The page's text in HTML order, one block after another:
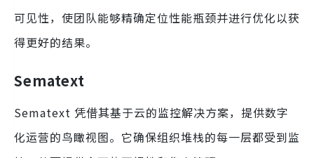
可见性，使团队能够精确定位性能瓶颈并进行优化以获
得更好的结果。
Sematext
Sematext 凭借其基于云的监控解决方案，提供数字
化运营的鸟瞰视图。它确保组织堆栈的每一层都受到监